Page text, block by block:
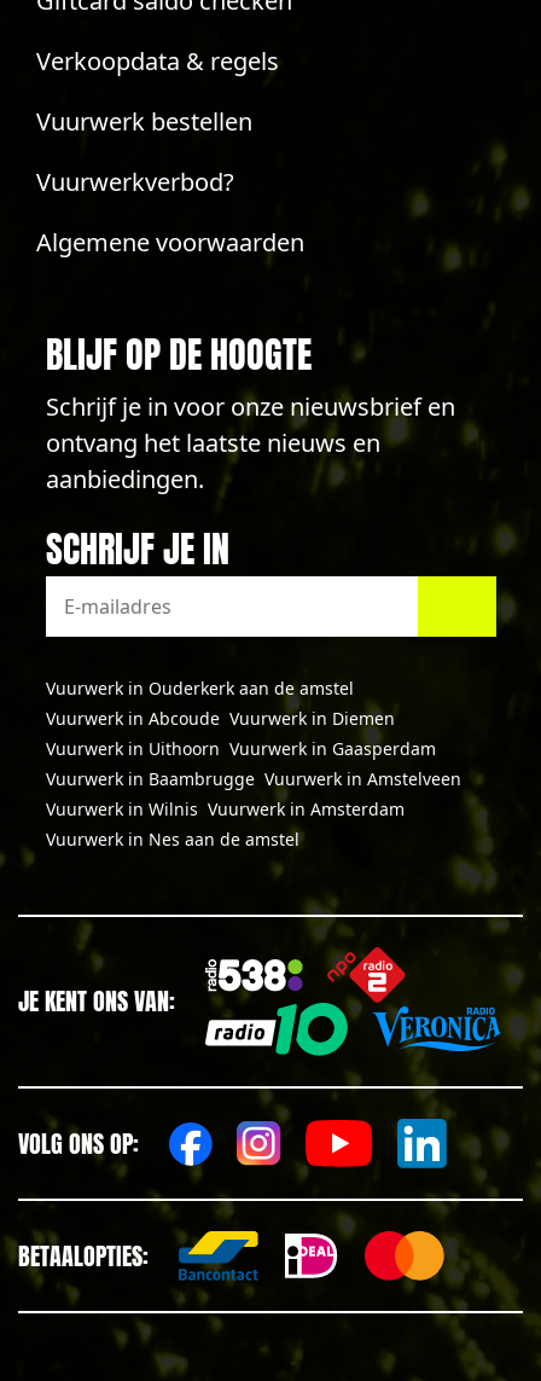
Verkoopdata & regels
Vuurwerk bestellen
Vuurwerkverbod?
Algemene voorwaarden
BLIJF OP DE HOOGTE
Schrijf je in voor onze nieuwsbrief en
ontvang het laatste nieuws en
aanbiedingen.
SCHRIJF JE IN
Vuurwerk in Ouderkerk aan de amstel
Vuurwerk in Abcoude Vuurwerk in Diemen
Vuurwerk in Uithoorn Vuurwerk in Gaasperdam
Vuurwerk in Baambrugge Vuurwerk in Amstelveen
Vuurwerk in Wilnis Vuurwerk in Amsterdam
Vuurwerk in Nes aan de amstel
JE KENT ONS VAN:
VOLG ONS OP:
BETAALOPTIES: